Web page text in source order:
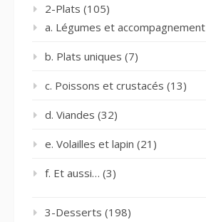
2-Plats (105)
a. Légumes et accompagnement
b. Plats uniques (7)
c. Poissons et crustacés (13)
d. Viandes (32)
e. Volailles et lapin (21)
f. Et aussi… (3)
3-Desserts (198)